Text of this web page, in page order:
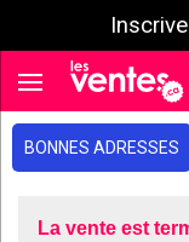
Toggle navigation
BONNES ADRESSES
La vente est